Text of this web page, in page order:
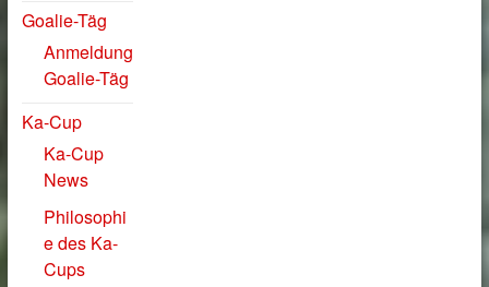
Goalie-Täg
Anmeldung
Goalie-Täg
Ka-Cup
Ka-Cup
News
Philosophi
e des Ka-
Cups